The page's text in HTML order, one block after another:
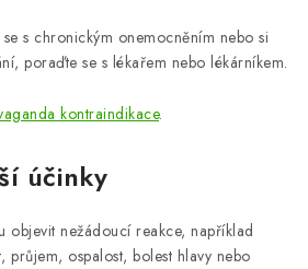
s chronickým onemocněním nebo si
poraďte se s lékařem nebo lékárníkem.
kontraindikace.
účinky
objevit nežádoucí reakce, například
průjem, ospalost, bolest hlavy nebo